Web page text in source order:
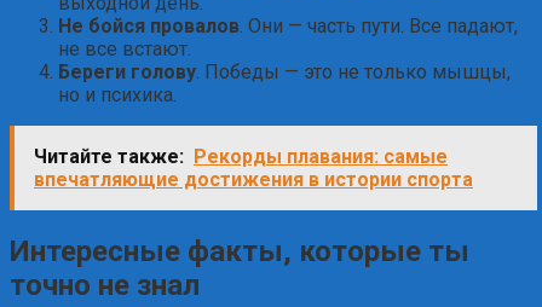
Не бойся провалов. Они — часть пути. Все падают,
не все встают.
Береги голову. Победы — это не только мышцы,
но и психика.
Читайте также: Рекорды плавания: самые
впечатляющие достижения в истории спорта
Интересные факты, которые ты
точно не знал